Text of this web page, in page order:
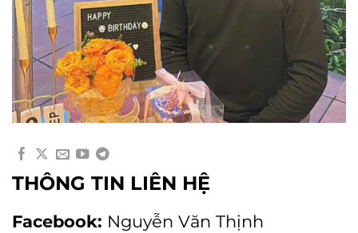
THÔNG TIN LIÊN HỆ
Facebook: Nguyễn Văn Thịnh